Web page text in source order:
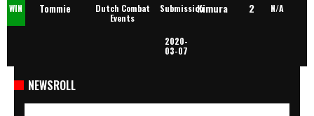
WIN Tommie
Dutch Combat
Events
SubmissionKimura 2 N/A
2020-
03-07
NEWSROLL